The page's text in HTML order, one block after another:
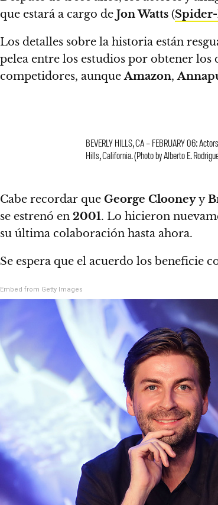
que estará a cargo de Jon Watts (
Los detalles sobre la historia están
pelea entre los estudios por obtener
competidores, aunqueAmazon,
BEVERLY HILLS, CA – FEBRUARY 06:
Hills, California. (Photo by Alberto E.
Cabe recordar que George Clooneyy
se estrenó en 2001. Lo hicieron
su última colaboración hasta ahora.
Se espera que el acuerdo los beneficie
Embed from Getty Images